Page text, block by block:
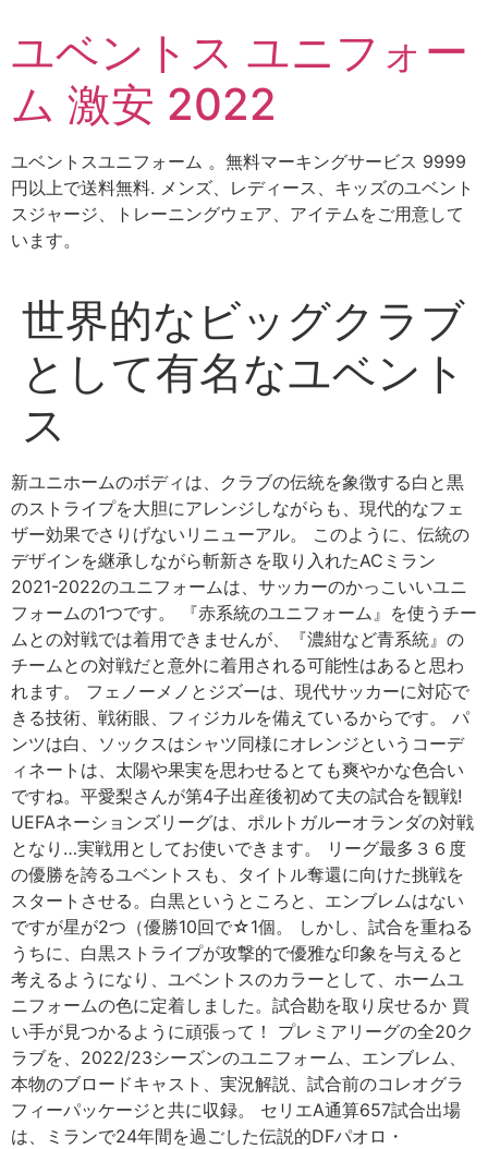
テ
ツ
ス
キ
ッ
プ
ユベントス ユニフォー
ム 激安 2022
ユベントスユニフォーム 。無料マーキングサービス 9999
円以上で送料無料. メンズ、レディース、キッズのユベント
スジャージ、トレーニングウェア、アイテムをご用意して
います。
世界的なビッグクラブ
として有名なユベント
ス
新ユニホームのボディは、クラブの伝統を象徴する白と黒
のストライプを大胆にアレンジしながらも、現代的なフェ
ザー効果でさりげないリニューアル。 このように、伝統の
デザインを継承しながら斬新さを取り入れたACミラン
2021-2022のユニフォームは、サッカーのかっこいいユニ
フォームの1つです。 『赤系統のユニフォーム』を使うチー
ムとの対戦では着用できませんが、『濃紺など青系統』の
チームとの対戦だと意外に着用される可能性はあると思わ
れます。 フェノーメノとジズーは、現代サッカーに対応で
きる技術、戦術眼、フィジカルを備えているからです。 パ
ンツは白、ソックスはシャツ同様にオレンジというコーデ
ィネートは、太陽や果実を思わせるとても爽やかな色合い
ですね。平愛梨さんが第4子出産後初めて夫の試合を観戦!
UEFAネーションズリーグは、ポルトガルーオランダの対戦
となり…実戦用としてお使いできます。 リーグ最多３６度
の優勝を誇るユベントスも、タイトル奪還に向けた挑戦を
スタートさせる。白黒というところと、エンブレムはない
ですが星が2つ（優勝10回で☆1個。 しかし、試合を重ねる
うちに、白黒ストライプが攻撃的で優雅な印象を与えると
考えるようになり、ユベントスのカラーとして、ホームユ
ニフォームの色に定着しました。試合勘を取り戻せるか 買
い手が見つかるように頑張って！ プレミアリーグの全20ク
ラブを、2022/23シーズンのユニフォーム、エンブレム、
本物のブロードキャスト、実況解説、試合前のコレオグラ
フィーパッケージと共に収録。 セリエA通算657試合出場
は、ミランで24年間を過ごした伝説的DFパオロ・